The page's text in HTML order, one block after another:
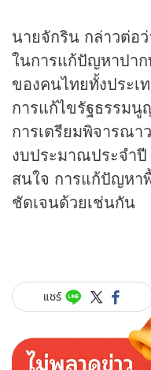
นายจักริน กล่าวต่อ
ในการแก้ปัญหาปา
ของคนไทยทั้งประเ
การแก้ไขรัฐธรรม
การเตรียมพิจารณ
งบประมาณประจำปี
สนใจ การแก้ปัญห
ชัดเจนด้วยเช่นกัน
แชร์